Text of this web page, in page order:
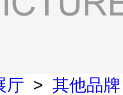
厅 > 其他品牌